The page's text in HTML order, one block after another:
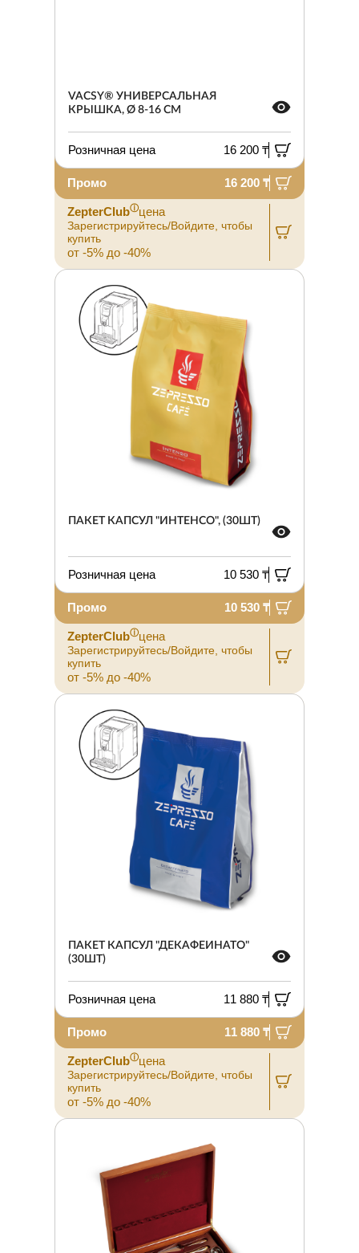
VACSY® УНИВЕРСАЛЬНАЯ
КРЫШКА, Ø 8-16 СМ
Розничная цена 16 200 ₸
Промо 16 200 ₸
ZepterClubⓘцена
Зарегистрируйтесь/Войдите, чтобы
купить
от -5% до -40%
ПАКЕТ КАПСУЛ "ИНТЕНСО", (30ШТ)
Розничная цена 10 530 ₸
Промо 10 530 ₸
ZepterClubⓘцена
Зарегистрируйтесь/Войдите, чтобы
купить
от -5% до -40%
ПАКЕТ КАПСУЛ "ДЕКАФЕИНАТО"
(30ШТ)
Розничная цена 11 880 ₸
Промо 11 880 ₸
ZepterClubⓘцена
Зарегистрируйтесь/Войдите, чтобы
купить
от -5% до -40%